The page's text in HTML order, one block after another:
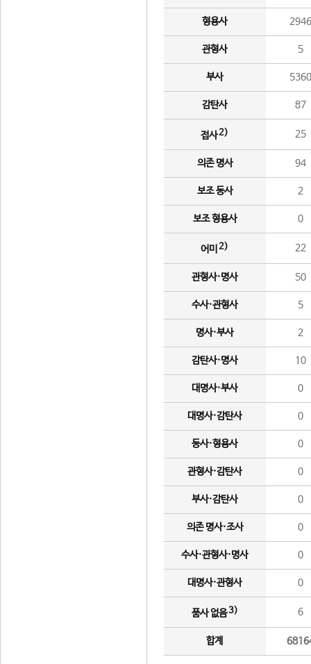
형용사 2946
관형사 5
부사 5360
감탄사 87
접사2) 25
의존 명사 94
보조 동사 2
보조 형용사 0
어미 2) 22
관형사·명사 50
수사·관형사 5
명사·부사 2
감탄사·명사 10
대명사·부사 0
대명사·감탄사 0
동사·형용사 0
관형사·감탄사 0
부사·감탄사 0
의존 명사·조사 0
수사·관형사·명사 0
대명사·관형사 0
품사 없음3) 6
합계